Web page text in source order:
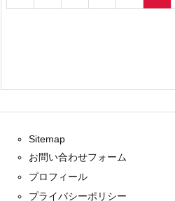
Sitemap
お問い合わせフォーム
プロフィール
プライバシーポリシー